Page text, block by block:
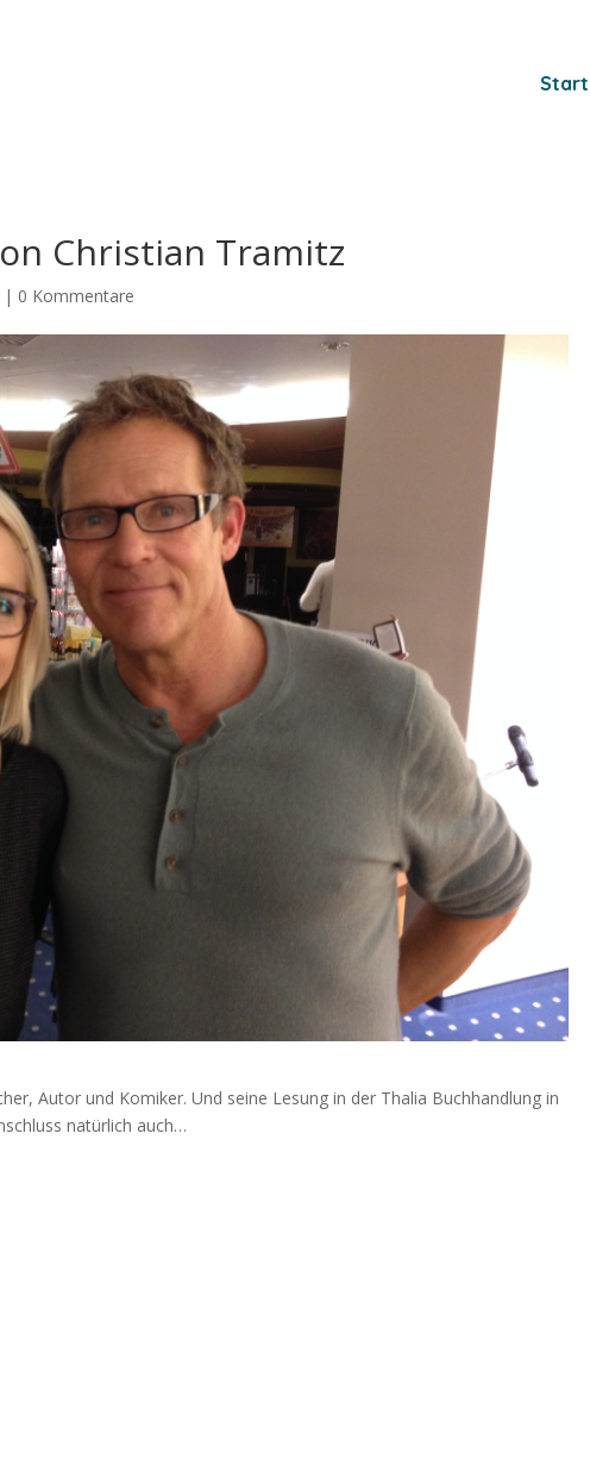
Start
Christian Tramitz
| 0 Kommentare
Autor und Komiker. Und seine Lesung in der Thalia Buchhandlung in
natürlich auch…